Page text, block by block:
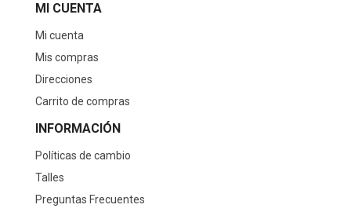
MI CUENTA
Mi cuenta
Mis compras
Direcciones
Carrito de compras
INFORMACIÓN
Políticas de cambio
Talles
Preguntas Frecuentes